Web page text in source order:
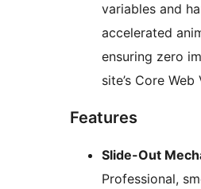
variables and
accelerated
ensuring zero
site’s Core Web
Features
Slide-Out
Professional,